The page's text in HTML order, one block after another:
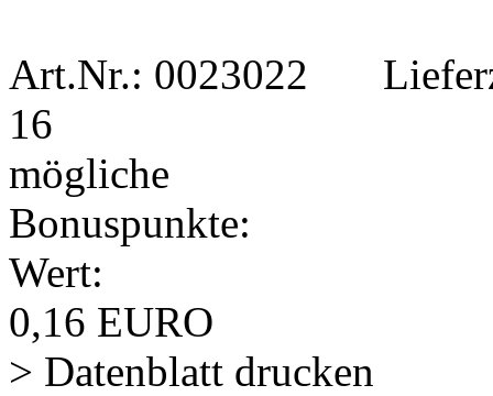
Art.Nr.: 0023022
16
mögliche
Bonuspunkte:
Wert:
0,16 EURO
> Datenblatt drucken